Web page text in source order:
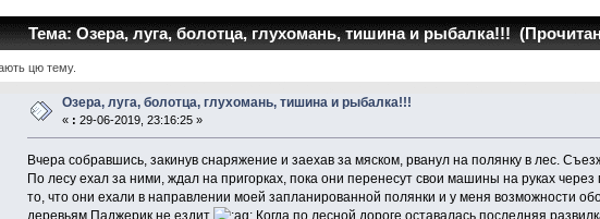
Тема: Озера, луга, болотца, глухомань, тишина и рыбалка!!!
цю тему.
Озера, луга, болотца, глухомань, тишина и рыбалка!!!
« : 29-06-2019, 23:16:25 »
Вчера собравшись, закинув снаряжение и заехав за мяском, рванул на полянку в лес.
По лесу ехал за ними, ждал на пригорках, пока они перенесут свои машины на руках
то, что они ехали в направлении моей запланированной полянки и у меня возможности
деревьям Паджерик не ездит
Когда по лесной дороге оставалась последняя